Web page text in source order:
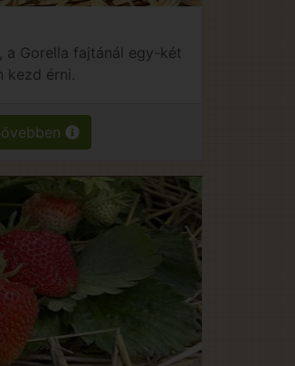
a Gorella fajtánál egy-két
kezd érni.